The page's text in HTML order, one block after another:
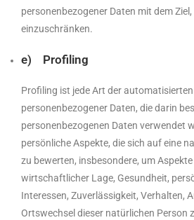
personenbezogener Daten mit dem
einzuschränken.
e) Profiling
Profiling ist jede Art der
personenbezogener Daten, die darin
personenbezogenen Daten verwendet
persönliche Aspekte, die sich auf eine
zu bewerten, insbesondere, um
wirtschaftlicher Lage, Gesundheit,
Interessen, Zuverlässigkeit, Verhalten,
Ortswechsel dieser natürlichen Person